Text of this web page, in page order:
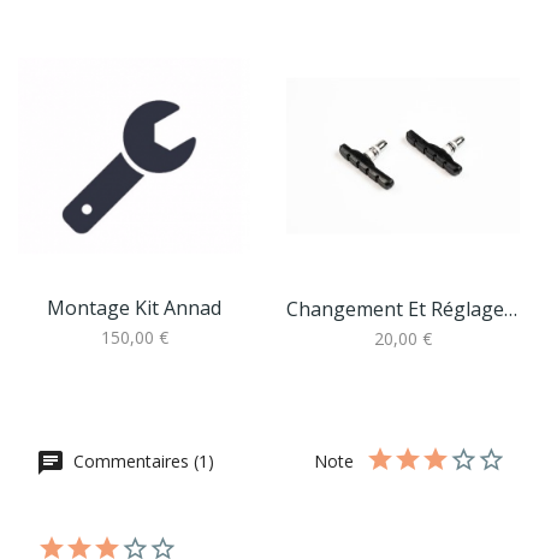
Montage Kit Annad
150,00 €
Changement Et Réglage D'une Paire De Patins
20,00 €
Commentaires (1) Note